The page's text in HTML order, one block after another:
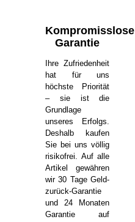
Kompromisslose
Garantie
Ihre Zufriedenheit
hat für uns
höchste Priorität
– sie ist die
Grundlage
unseres Erfolgs.
Deshalb kaufen
Sie bei uns völlig
risikofrei. Auf alle
Artikel gewähren
wir 30 Tage Geld-
zurück-Garantie
und 24 Monaten
Garantie auf